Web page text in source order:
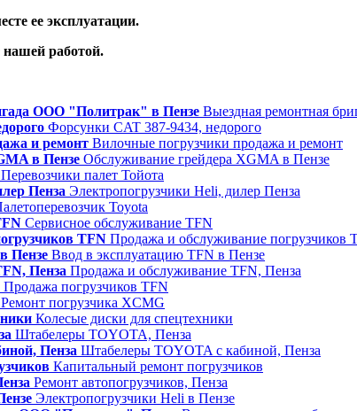
ее эксплуатации.
работой.
ООО "Политрак" в Пензе Выездная ремонтная
Форсунки CAT 387-9434, недорого
и ремонт Вилочные погрузчики продажа и ремонт
в Пензе Обслуживание грейдера XGMA в Пензе
Перевозчики палет Тойота
Пенза Электропогрузчики Heli, дилер Пенза
Toyota
Сервисное обслуживание TFN
TFN Продажа и обслуживание погрузчиков
Пензе Ввод в эксплуатацию TFN в Пензе
Пенза Продажа и обслуживание TFN, Пенза
Продажа погрузчиков TFN
Ремонт погрузчика XCMG
Колесые диски для спецтехники
Штабелеры TOYOTA, Пенза
Пенза Штабелеры TOYOTA с кабиной, Пенза
Капитальный ремонт погрузчиков
Ремонт автопогрузчиков, Пенза
Электропогрузчики Heli в Пензе